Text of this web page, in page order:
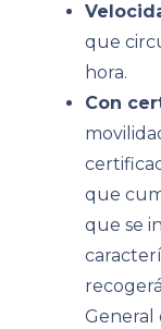
que
hora.
​Con
que
que se
General